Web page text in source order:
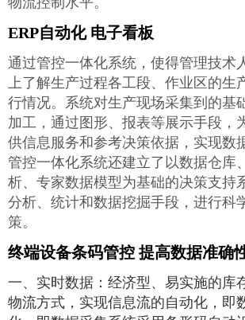
ERP自动化 电子看板
通过管控一体化系统，使得管理技术
上了解生产过程各工段、作业区的生
行情况。系统对生产现场采集到的基
加工，通过图形、报表等展示手段，
供信息服务和参考决策依据，实现数
管控一体化系统还建立了以数据仓库
析、专家数据模型为基础的决策支持
分析、统计和数据挖掘手段，进行科
策。
终端设备条码管控 提高数据准确
一、实时数据：经济型、易实施的库
物流方式，实现信息流的自动化，即